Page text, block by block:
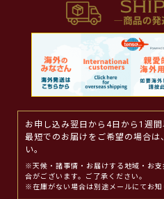
お申し込み翌日から4日から1週間
最短でのお届けをご希望の場合は、
い。
※天候・諸事情・お届けする地域・お
合がございます。ご了承ください。
※在庫がない場合は別途メールにてお知